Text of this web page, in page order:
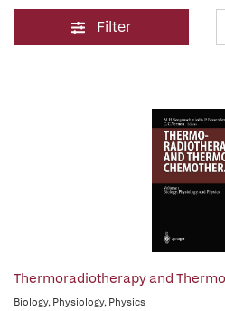
Filter
Thermoradiotherapy and
Biology, Physiology, Physics